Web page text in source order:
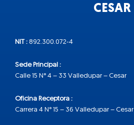
CESAR
NIT : 892.300.072-4
Sede Principal :
Calle 15 N° 4 – 33 Valledupar – Cesar
Oficina Receptora :
Carrera 4 N° 15 – 36 Valledupar – Cesar